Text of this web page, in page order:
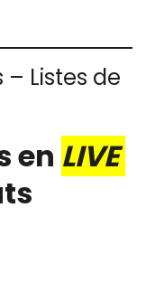
– Listes de
en LIVE